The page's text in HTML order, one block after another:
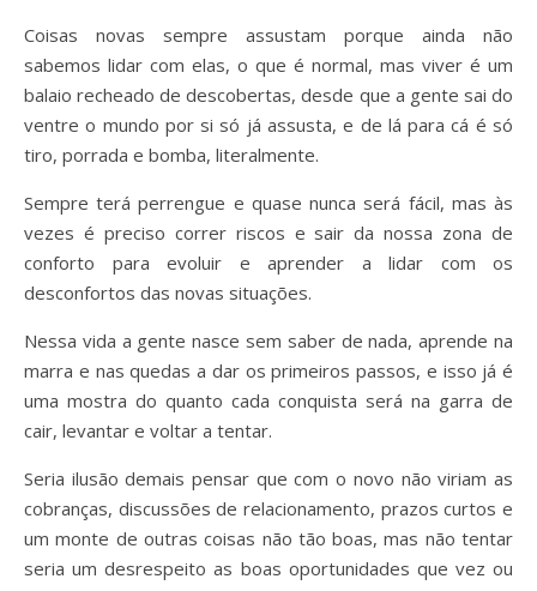
Coisas novas sempre assustam porque ainda não
sabemos lidar com elas, o que é normal, mas viver é um
balaio recheado de descobertas, desde que a gente sai do
ventre o mundo por si só já assusta, e de lá para cá é só
tiro, porrada e bomba, literalmente.
Sempre terá perrengue e quase nunca será fácil, mas às
vezes é preciso correr riscos e sair da nossa zona de
conforto para evoluir e aprender a lidar com os
desconfortos das novas situações.
Nessa vida a gente nasce sem saber de nada, aprende na
marra e nas quedas a dar os primeiros passos, e isso já é
uma mostra do quanto cada conquista será na garra de
cair, levantar e voltar a tentar.
Seria ilusão demais pensar que com o novo não viriam as
cobranças, discussões de relacionamento, prazos curtos e
um monte de outras coisas não tão boas, mas não tentar
seria um desrespeito as boas oportunidades que vez ou